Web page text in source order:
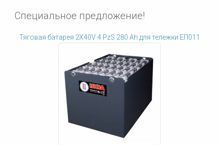
Специальное предложение!
Тяговая батарея 2X40V 4 PzS 280 Ah для тележки ЕП011